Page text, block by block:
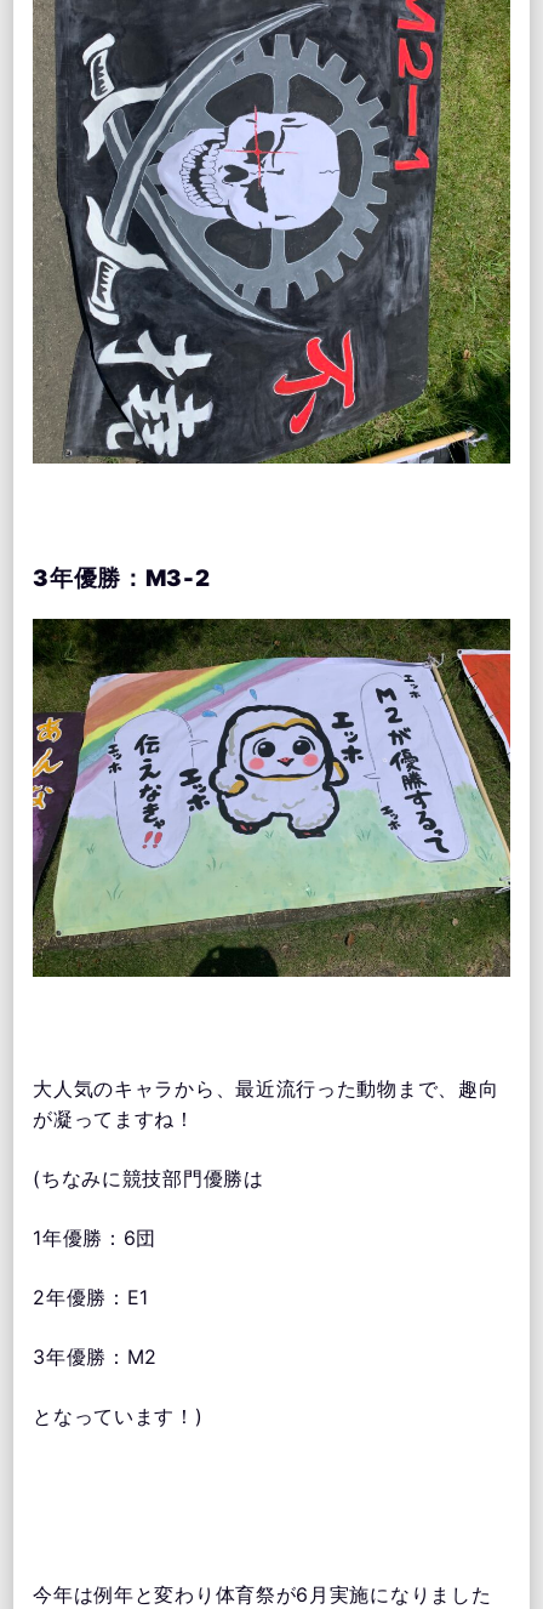
3年優勝：M3-2
大人気のキャラから、最近流行った動物まで、趣向
が凝ってますね！
(ちなみに競技部門優勝は
1年優勝：6団
2年優勝：E1
3年優勝：M2
となっています！)
今年は例年と変わり体育祭が6月実施になりました